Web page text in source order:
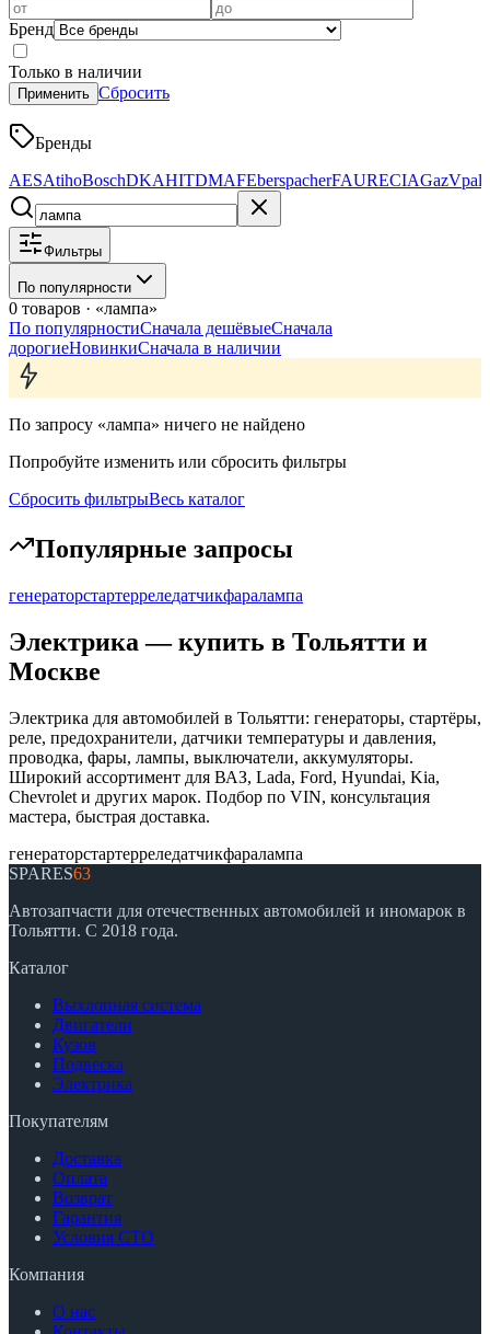
Бренд
Только в наличии
Применить Сбросить
Бренды
AESAtihoBoschDKAHITDMAFEberspacherFAURECIA
Фильтры
По популярности
0 товаров · «лампа»
По популярностиСначала дешёвыеСначала
дорогиеНовинкиСначала в наличии
По запросу «лампа» ничего не найдено
Попробуйте изменить или сбросить фильтры
Сбросить фильтрыВесь каталог
Популярные запросы
генераторстартерреледатчикфаралампа
Электрика — купить в Тольятти и
Москве
Электрика для автомобилей в Тольятти: генераторы, стартёры,
реле, предохранители, датчики температуры и давления,
проводка, фары, лампы, выключатели, аккумуляторы.
Широкий ассортимент для ВАЗ, Lada, Ford, Hyundai, Kia,
Chevrolet и других марок. Подбор по VIN, консультация
мастера, быстрая доставка.
генераторстартерреледатчикфаралампа
SPARES63
Автозапчасти для отечественных автомобилей и иномарок в
Тольятти. С 2018 года.
Каталог
Выхлопная система
Двигатели
Кузов
Подвеска
Электрика
Покупателям
Доставка
Оплата
Возврат
Гарантия
Условия СТО
Компания
О нас